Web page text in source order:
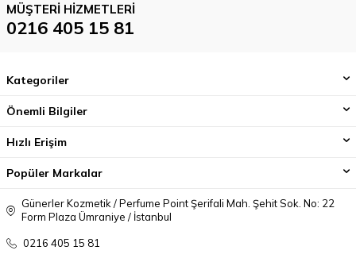
MÜŞTERI HIZMETLERI
0216 405 15 81
Kategoriler
Önemli Bilgiler
Hızlı Erişim
Popüler Markalar
Günerler Kozmetik / Perfume Point Şerifali Mah. Şehit Sok. No: 22
Form Plaza Ümraniye / İstanbul
0216 405 15 81